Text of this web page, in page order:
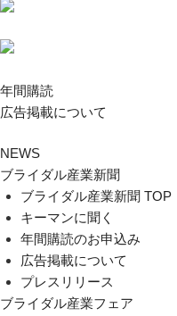
年間購読
広告掲載について
NEWS
ブライダル産業新聞
ブライダル産業新聞 TOP
キーマンに聞く
年間購読のお申込み
広告掲載について
プレスリリース
ブライダル産業フェア